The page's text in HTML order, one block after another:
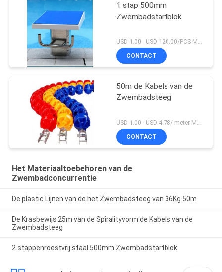
1 stap 500mm
Zwembadstartblok
USD 1.00 - USD 120.00/PCS MOQ:1 reeks
CONTACT
50m de Kabels van de
Zwembadsteeg
USD 1.00 - USD 4.78/ meter MOQ:1 reeks
CONTACT
Het Materiaaltoebehoren van de
Zwembadconcurrentie
De plastic Lijnen van de het Zwembadsteeg van 36Kg 50m
De Krasbewijs 25m van de Spiralityvorm de Kabels van de
Zwembadsteeg
2 stappenroestvrij staal 500mm Zwembadstartblok